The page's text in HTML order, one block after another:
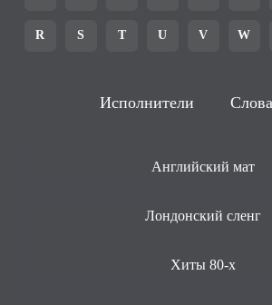
R S T U V W
Исполнители
Английский мат
Лондонский сленг
Хиты 80-х